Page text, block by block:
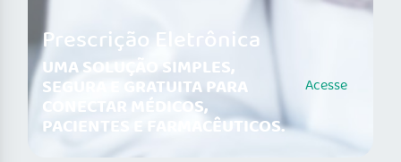
Prescrição Eletrônica
UMA SOLUÇÃO SIMPLES,
SEGURA E GRATUITA PARA
CONECTAR MÉDICOS,
PACIENTES E FARMACÊUTICOS.
Acesse